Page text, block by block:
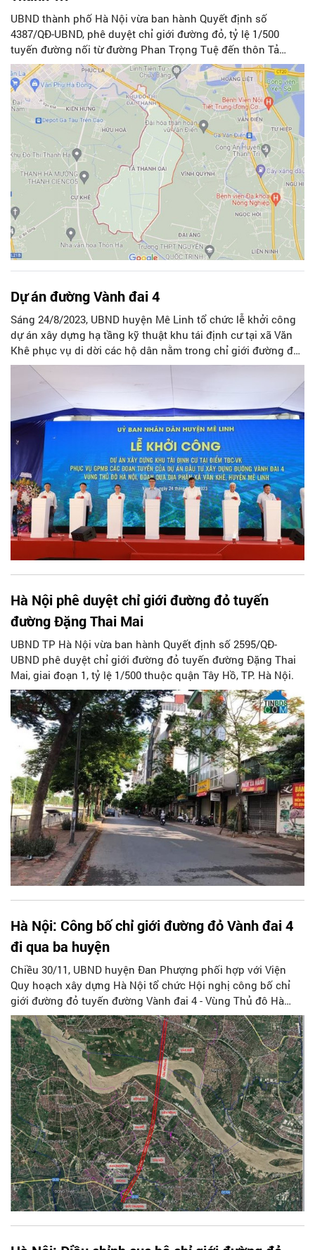
UBND thành phố Hà Nội vừa ban hành Quyết định số
4387/QĐ-UBND, phê duyệt chỉ giới đường đỏ, tỷ lệ 1/500
tuyến đường nối từ đường Phan Trọng Tuệ đến thôn Tả
Thanh Oai tại xã Thanh Liệt, xã Tả Thanh Oai, huyện Thanh
Trì.
Dự án đường Vành đai 4
Sáng 24/8/2023, UBND huyện Mê Linh tổ chức lễ khởi công
dự án xây dựng hạ tầng kỹ thuật khu tái định cư tại xã Văn
Khê phục vụ di dời các hộ dân nằm trong chỉ giới đường đỏ
dự án đường Vành đai 4 - Vùng Thủ đô (đoạn qua địa bàn
huyện Mê Linh).
Hà Nội phê duyệt chỉ giới đường đỏ tuyến
đường Đặng Thai Mai
UBND TP Hà Nội vừa ban hành Quyết định số 2595/QĐ-
UBND phê duyệt chỉ giới đường đỏ tuyến đường Đặng Thai
Mai, giai đoạn 1, tỷ lệ 1/500 thuộc quận Tây Hồ, TP. Hà Nội.
Hà Nội: Công bố chỉ giới đường đỏ Vành đai 4
đi qua ba huyện
Chiều 30/11, UBND huyện Đan Phượng phối hợp với Viện
Quy hoạch xây dựng Hà Nội tổ chức Hội nghị công bố chỉ
giới đường đỏ tuyến đường Vành đai 4 - Vùng Thủ đô Hà
Nội, đoạn từ Quốc lộ 32 đến hết cầu Hồng Hà, tỷ lệ 1/500 đi
qua địa bàn ba huyện là: Hoài Đức, Đan Phượng và Mê Linh.